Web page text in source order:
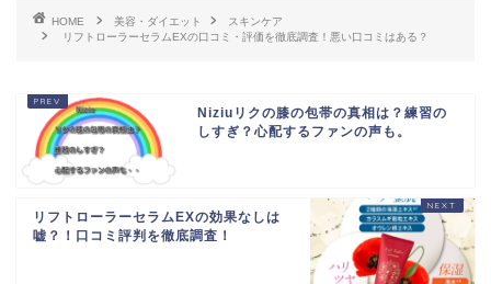
HOME 美容・ダイエット
スキンケア
リフトローラーセラムEXの口コミ・評価を徹底調査！悪い口コミはある？
Niziuリクの膝の包帯の真相は？練習の
しすぎ？心配するファンの声も。
リフトローラーセラムEXの効果なしは
嘘？！口コミ評判を徹底調査！